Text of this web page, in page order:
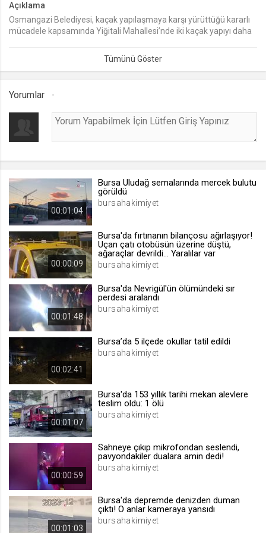
lang
.web.tv
Seçilen dil tercihini tutmak
.web.tv
[hash]
.web.tv
channelCategories
Site içeriği önerme
1 yıl
voteLike*
1 ay
.web.tv
İsimsiz ziyaretçi için site içeriği
Açıklama
Osmangazi Belediyesi, kaçak yapılaşmaya karşı yürüttüğü kararlı
mücadele kapsamında Yiğitali Mahallesi’nde iki kaçak yapıyı daha
Yorumlar
00:01:04
Bursa Uludağ semalarında mercek bulutu
görüldü
bursahakimiyet
00:00:09
Bursa'da fırtınanın bilançosu ağırlaşıyor!
Uçan çatı otobüsün üzerine düştü,
ağaraçlar devrildi... Yaralılar var
bursahakimiyet
00:01:48
Bursa'da Nevrigül'ün ölümündeki sır
perdesi aralandı
bursahakimiyet
00:02:41
Bursa’da 5 ilçede okullar tatil edildi
bursahakimiyet
00:01:07
Bursa'da 153 yıllık tarihi mekan alevlere
teslim oldu: 1 ölü
bursahakimiyet
00:00:59
Sahneye çıkıp mikrofondan seslendi,
pavyondakiler dualara amin dedi!
bursahakimiyet
00:01:03
Bursa'da depremde denizden duman
çıktı! O anlar kameraya yansıdı
bursahakimiyet